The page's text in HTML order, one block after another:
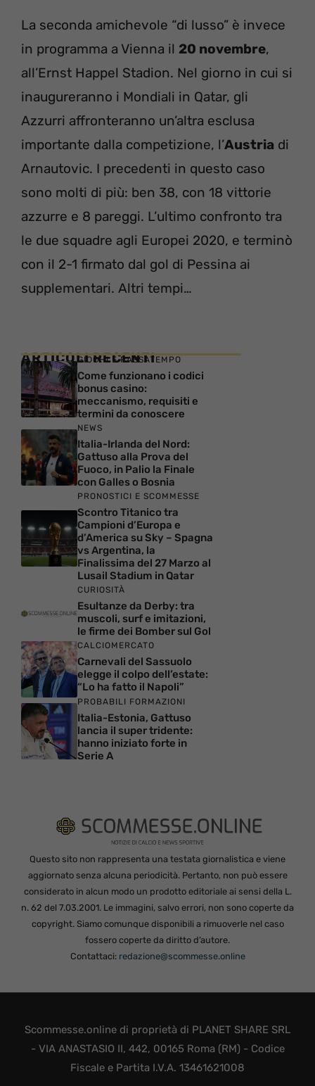
La seconda amichevole “di lusso” è invece
in programma a Vienna il 20 novembre,
all’Ernst Happel Stadion. Nel giorno in cui si
inaugureranno i Mondiali in Qatar, gli
Azzurri affronteranno un’altra esclusa
importante dalla competizione, l’Austria di
Arnautovic. I precedenti in questo caso
sono molti di più: ben 38, con 18 vittorie
azzurre e 8 pareggi. L’ultimo confronto tra
le due squadre agli Europei 2020, e terminò
con il 2-1 firmato dal gol di Pessina ai
supplementari. Altri tempi…
ARTICOLI RECENTI
GIOCHI E PASSATEMPO
Come funzionano i codici
bonus casino:
meccanismo, requisiti e
termini da conoscere
NEWS
Italia-Irlanda del Nord:
Gattuso alla Prova del
Fuoco, in Palio la Finale
con Galles o Bosnia
PRONOSTICI E SCOMMESSE
Scontro Titanico tra
Campioni d’Europa e
d’America su Sky – Spagna
vs Argentina, la
Finalissima del 27 Marzo al
Lusail Stadium in Qatar
CURIOSITÀ
Esultanze da Derby: tra
muscoli, surf e imitazioni,
le firme dei Bomber sul Gol
CALCIOMERCATO
Carnevali del Sassuolo
elegge il colpo dell’estate:
“Lo ha fatto il Napoli”
PROBABILI FORMAZIONI
Italia-Estonia, Gattuso
lancia il super tridente:
hanno iniziato forte in
Serie A
Questo sito non rappresenta una testata giornalistica e viene
aggiornato senza alcuna periodicità. Pertanto, non può essere
considerato in alcun modo un prodotto editoriale ai sensi della L.
n. 62 del 7.03.2001. Le immagini, salvo errori, non sono coperte da
copyright. Siamo comunque disponibili a rimuoverle nel caso
fossero coperte da diritto d’autore.
Contattaci: redazione@scommesse.online
Scommesse.online di proprietà di PLANET SHARE SRL
- VIA ANASTASIO II, 442, 00165 Roma (RM) - Codice
Fiscale e Partita I.V.A. 13461621008